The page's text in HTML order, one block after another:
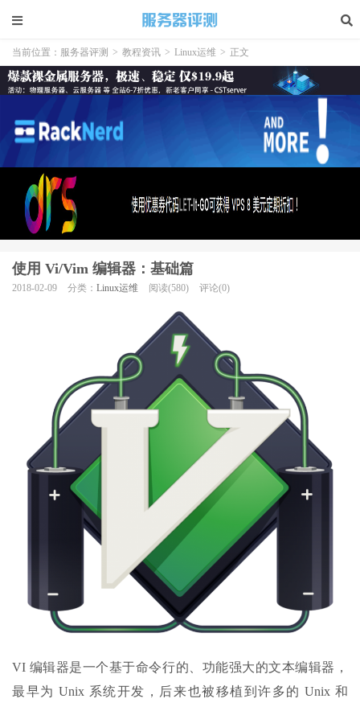
当前位置： 服务器评测 > 教程资讯 > Linux运维 > 正文
使用 Vi/Vim 编辑器：基础篇
2018-02-09 分类： Linux运维 阅读(580) 评论(0)
VI 编辑器是一个基于命令行的、功能强大的文本编辑器，
最早为 Unix 系统开发，后来也被移植到许多的 Unix 和